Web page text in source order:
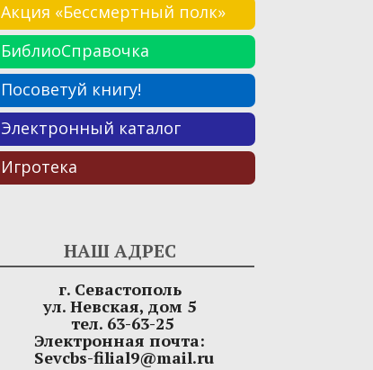
Акция «Бессмертный полк»
БиблиоСправочка
Посоветуй книгу!
Электронный каталог
Игротека
НАШ АДРЕС
г. Севастополь
ул. Невская, дом 5
тел. 63-63-25
Электронная почта:
Sevcbs-filial9@mail.ru